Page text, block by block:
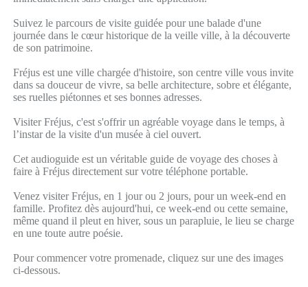
Suivez le parcours de visite guidée pour une balade d'une
journée dans le cœur historique de la veille ville, à la découverte
de son patrimoine.
Fréjus est une ville chargée d'histoire, son centre ville vous invite
dans sa douceur de vivre, sa belle architecture, sobre et élégante,
ses ruelles piétonnes et ses bonnes adresses.
Visiter Fréjus, c'est s'offrir un agréable voyage dans le temps, à
l’instar de la visite d'un musée à ciel ouvert.
Cet audioguide est un véritable guide de voyage des choses à
faire à Fréjus directement sur votre téléphone portable.
Venez visiter Fréjus, en 1 jour ou 2 jours, pour un week-end en
famille. Profitez dès aujourd'hui, ce week-end ou cette semaine,
même quand il pleut en hiver, sous un parapluie, le lieu se charge
en une toute autre poésie.
Pour commencer votre promenade, cliquez sur une des images
ci-dessous.